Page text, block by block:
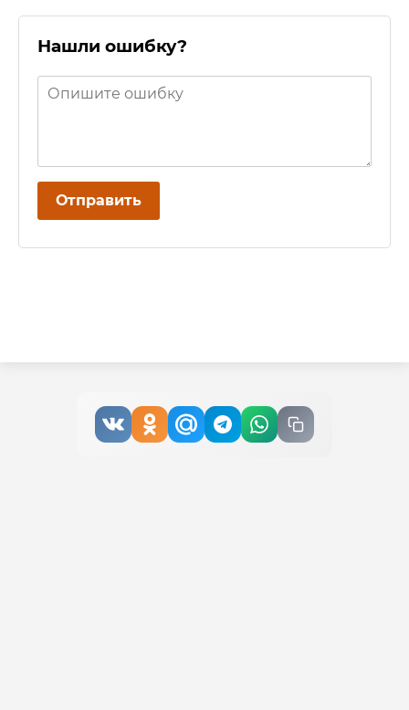
Нашли ошибку?
Отправить